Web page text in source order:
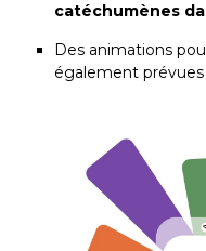
catéchumènes
Des animations
également prévues